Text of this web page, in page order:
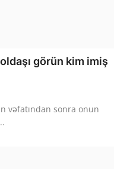
görün kim imiş
vəfatından sonra onun